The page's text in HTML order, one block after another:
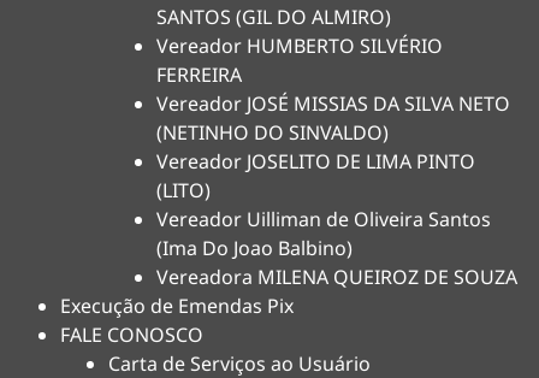
SANTOS (GIL DO ALMIRO)
Vereador HUMBERTO SILVÉRIO
FERREIRA
Vereador JOSÉ MISSIAS DA SILVA NETO
(NETINHO DO SINVALDO)
Vereador JOSELITO DE LIMA PINTO
(LITO)
Vereador Uilliman de Oliveira Santos
(Ima Do Joao Balbino)
Vereadora MILENA QUEIROZ DE SOUZA
Execução de Emendas Pix
FALE CONOSCO
Carta de Serviços ao Usuário